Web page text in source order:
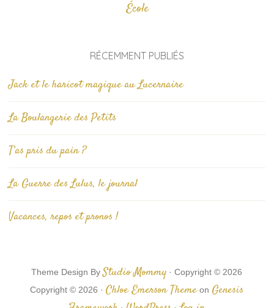
École
RÉCEMMENT PUBLIÉS
Jack et le haricot magique au Lucernaire
La Boulangerie des Petits
T’as pris du pain ?
La Guerre des Lulus, le journal
Vacances, repos et pronos !
Theme Design ByStudio Mommy · Copyright © 2026
Copyright © 2026 ·Chloe Emerson Themeon Genesis